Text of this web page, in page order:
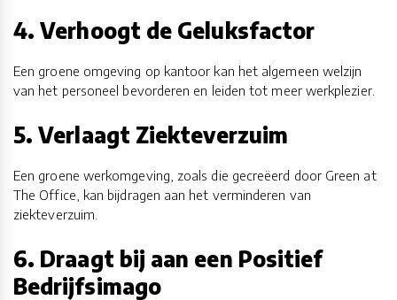
4. Verhoogt de Geluksfactor
Een groene omgeving op kantoor kan het algemeen welzijn
van het personeel bevorderen en leiden tot meer werkplezier.
5. Verlaagt Ziekteverzuim
Een groene werkomgeving, zoals die gecreëerd door Green at
The Office, kan bijdragen aan het verminderen van
ziekteverzuim.
6. Draagt bij aan een Positief
Bedrijfsimago